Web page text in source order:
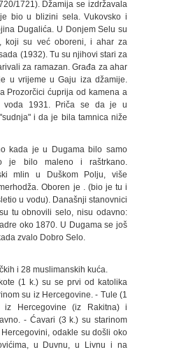
1721). Džamija se izdržavala
bio u blizini sela. Vukovsko i
Dugalića. U Donjem Selu su
koji su već oboreni, i ahar za
(1932). Tu su njihovi stari za
za ramazan. Građa za ahar
u vrijeme u Gaju iza džamije.
Prozorčici ćuprija od kamena a
voda 1931. Priča se da je u
i da je bila tamnica niže
kada je u Dugama bilo samo
je bilo maleno i raštrkano.
mlin u Duškom Polju, više
Oboren je . (bio je tu i
u vodu). Današnji stanovnici
tu obnovili selo, nisu odavno:
oko 1870. U Dugama se još
zvalo Dobro Selo.
i 28 muslimanskih kuća.
(1 k.) su se prvi od katolika
su iz Hercegovine. - Tule (1
iz Hercegovine (iz Rakitna) i
- Ćavari (3 k.) su starinom
odakle su došli oko
u Duvnu, u Livnu i na